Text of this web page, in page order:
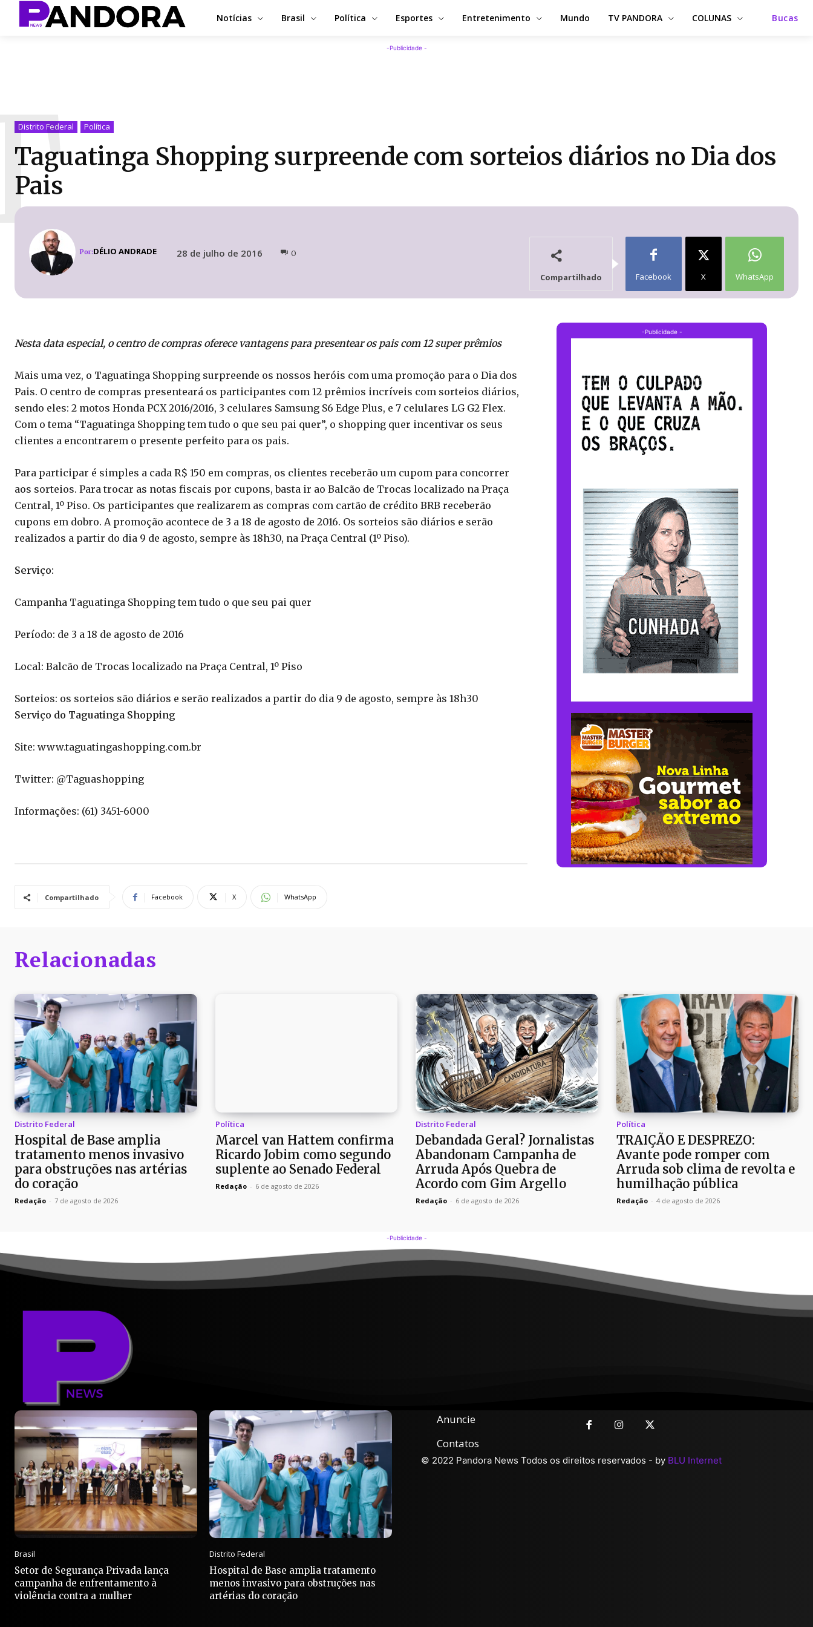
Notícias Brasil Política Esportes Entretenimento Mundo TV PANDORA COLUNAS Bucas
-Publicidade -
Distrito Federal Política
Taguatinga Shopping surpreende com sorteios diários no Dia dos
Pais
Por:DÉLIO ANDRADE 28 de julho de 2016 0
Compartilhado Facebook X WhatsApp
Nesta data especial, o centro de compras oferece vantagens para presentear os pais com 12 super prêmios
Mais uma vez, o Taguatinga Shopping surpreende os nossos heróis com uma promoção para o Dia dos
Pais. O centro de compras presenteará os participantes com 12 prêmios incríveis com sorteios diários,
sendo eles: 2 motos Honda PCX 2016/2016, 3 celulares Samsung S6 Edge Plus, e 7 celulares LG G2 Flex.
Com o tema “Taguatinga Shopping tem tudo o que seu pai quer”, o shopping quer incentivar os seus
clientes a encontrarem o presente perfeito para os pais.
Para participar é simples a cada R$ 150 em compras, os clientes receberão um cupom para concorrer
aos sorteios. Para trocar as notas fiscais por cupons, basta ir ao Balcão de Trocas localizado na Praça
Central, 1º Piso. Os participantes que realizarem as compras com cartão de crédito BRB receberão
cupons em dobro. A promoção acontece de 3 a 18 de agosto de 2016. Os sorteios são diários e serão
realizados a partir do dia 9 de agosto, sempre às 18h30, na Praça Central (1º Piso).
Serviço:
Campanha Taguatinga Shopping tem tudo o que seu pai quer
Período: de 3 a 18 de agosto de 2016
Local: Balcão de Trocas localizado na Praça Central, 1º Piso
Sorteios: os sorteios são diários e serão realizados a partir do dia 9 de agosto, sempre às 18h30
Serviço do Taguatinga Shopping
Site: www.taguatingashopping.com.br
Twitter: @Taguashopping
Informações: (61) 3451-6000
Compartilhado Facebook X WhatsApp
-Publicidade -
Relacionadas
Distrito Federal
Hospital de Base amplia
tratamento menos invasivo
para obstruções nas artérias
do coração
Redação - 7 de agosto de 2026
Política
Marcel van Hattem confirma
Ricardo Jobim como segundo
suplente ao Senado Federal
Redação - 6 de agosto de 2026
Distrito Federal
Debandada Geral? Jornalistas
Abandonam Campanha de
Arruda Após Quebra de
Acordo com Gim Argello
Redação - 6 de agosto de 2026
Política
TRAIÇÃO E DESPREZO:
Avante pode romper com
Arruda sob clima de revolta e
humilhação pública
Redação - 4 de agosto de 2026
-Publicidade -
Brasil
Setor de Segurança Privada lança
campanha de enfrentamento à
violência contra a mulher
Distrito Federal
Hospital de Base amplia tratamento
menos invasivo para obstruções nas
artérias do coração
Anuncie
Contatos
© 2022 Pandora News Todos os direitos reservados - by BLU Internet